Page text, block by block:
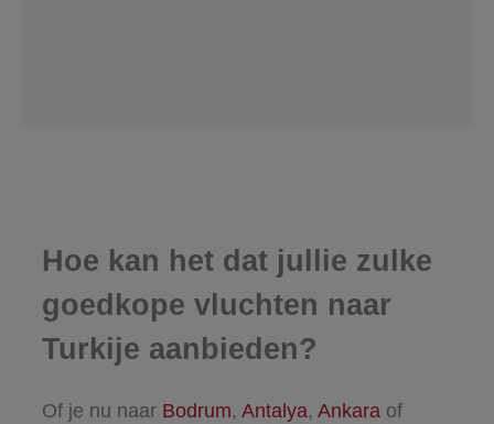
Hoe kan het dat jullie zulke
goedkope vluchten naar
Turkije aanbieden?
Of je nu naar Bodrum, Antalya, Ankaraof